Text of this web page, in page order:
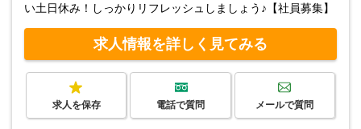
い土日休み！しっかりリフレッシュしましょう♪【社員募集】
求人情報を詳しく見てみる
求人を保存 電話で質問 メールで質問